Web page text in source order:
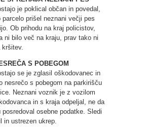
je poklical občan in povedal,
parcelo prišel neznani večji pes
Ob prihodu na kraj policistov,
ni bilo več na kraju, prav tako ni
S POBEGOM
se je zglasil oškodovanec in
nesrečo s pobegom na parkirišču
Neznani voznik je z vozilom
in s kraja odpeljal, ne da
osebne podatke. Sledi
in ustrezen ukrep.